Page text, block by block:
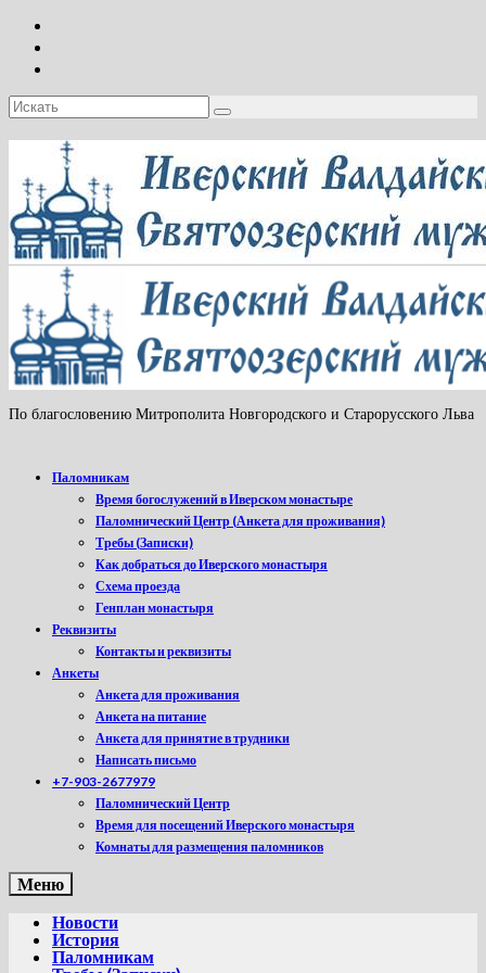
Искать:
По благословению Митрополита Новгородского и Старорусского Льва
Паломникам
Время богослужений в Иверском монастыре
Паломнический Центр (Анкета для проживания)
Требы (Записки)
Как добраться до Иверского монастыря
Схема проезда
Генплан монастыря
Реквизиты
Контакты и реквизиты
Анкеты
Анкета для проживания
Анкета на питание
Анкета для принятие в трудники
Написать письмо
+7-903-2677979
Паломнический Центр
Время для посещений Иверского монастыря
Комнаты для размещения паломников
Меню
Новости
История
Паломникам